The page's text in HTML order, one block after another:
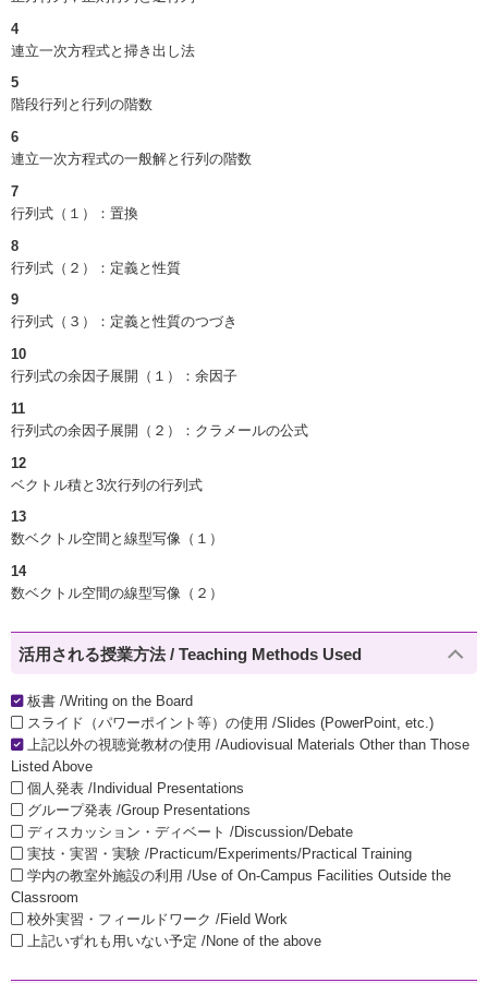
4
連立一次方程式と掃き出し法
5
階段行列と行列の階数
6
連立一次方程式の一般解と行列の階数
7
行列式（１）：置換
8
行列式（２）：定義と性質
9
行列式（３）：定義と性質のつづき
10
行列式の余因子展開（１）：余因子
11
行列式の余因子展開（２）：クラメールの公式
12
ベクトル積と3次行列の行列式
13
数ベクトル空間と線型写像（１）
14
数ベクトル空間の線型写像（２）
活用される授業方法 / Teaching Methods Used
板書 /Writing on the Board
スライド（パワーポイント等）の使用 /Slides (PowerPoint, etc.)
上記以外の視聴覚教材の使用 /Audiovisual Materials Other than Those
Listed Above
個人発表 /Individual Presentations
グループ発表 /Group Presentations
ディスカッション・ディベート /Discussion/Debate
実技・実習・実験 /Practicum/Experiments/Practical Training
学内の教室外施設の利用 /Use of On-Campus Facilities Outside the
Classroom
校外実習・フィールドワーク /Field Work
上記いずれも用いない予定 /None of the above